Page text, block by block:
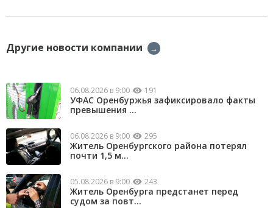
Другие новости компании →
06.08.2026 в 9:00 191
УФАС Оренбуржья зафиксировало факты
превышения ...
06.08.2026 в 9:00 295
Житель Оренбургского района потерял
почти 1,5 м...
05.08.2026 в 9:00 243
Житель Оренбурга предстанет перед
судом за повт...